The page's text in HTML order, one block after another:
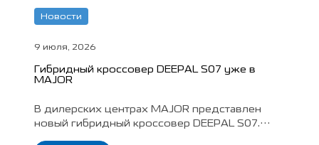
Новости
9 июля, 2026
Гибридный кроссовер DEEPAL S07 уже в
MAJOR
В дилерских центрах MAJOR представлен
новый гибридный кроссовер DEEPAL S07.